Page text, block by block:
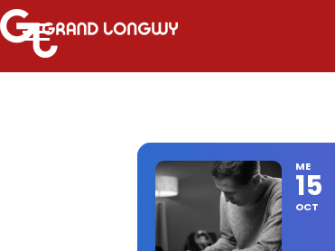
ME
15
OCT